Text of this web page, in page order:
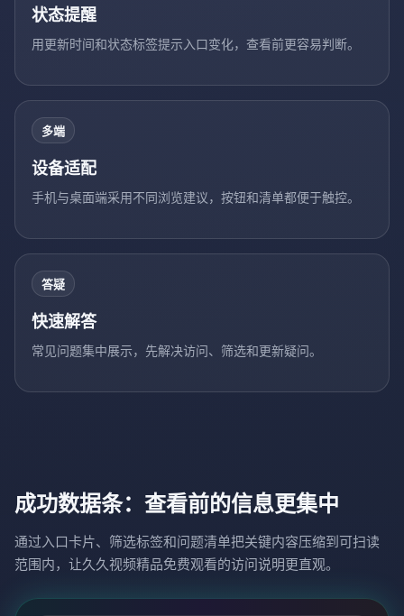
状态提醒
用更新时间和状态标签提示入口变化，查看前更容易判断。
多端
设备适配
手机与桌面端采用不同浏览建议，按钮和清单都便于触控。
答疑
快速解答
常见问题集中展示，先解决访问、筛选和更新疑问。
成功数据条：查看前的信息更集中
通过入口卡片、筛选标签和问题清单把关键内容压缩到可扫读
范围内，让久久视频精品免费观看的访问说明更直观。